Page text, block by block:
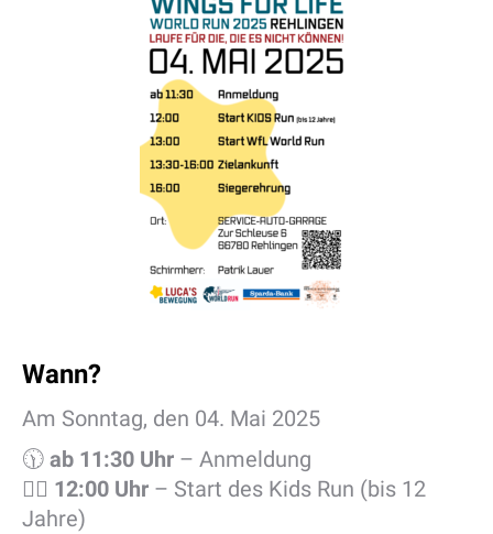
Wann?
Am Sonntag, den 04. Mai 2025
🕦 ab 11:30 Uhr – Anmeldung
🏃‍♂️ 12:00 Uhr – Start des Kids Run (bis 12
Jahre)